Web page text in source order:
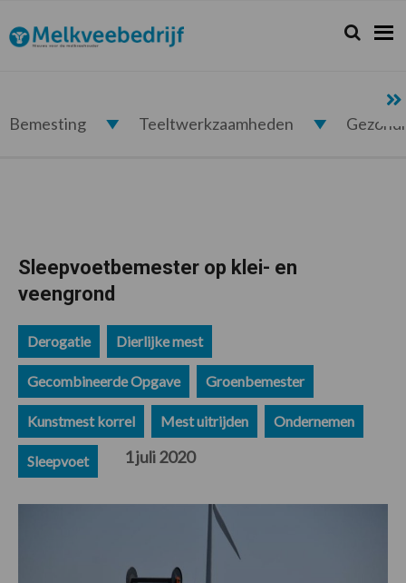
de
hoofdnavigatie
de
hoofd
de
eerste
de
voettekst
Melkveebedrijf.nl Zoeken...
Zoek
Bemesting Teeltwerkzaamheden
Sleepvoetbemester op klei- en
veengrond
Derogatie Dierlijke mest
Gecombineerde Opgave Groenbemester
Kunstmest korrel Mest uitrijden Ondernemen
Sleepvoet 1 juli 2020